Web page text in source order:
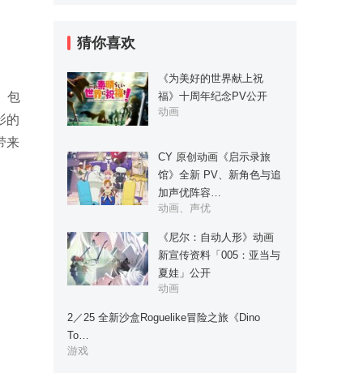
包
的
来
猜你喜欢
《为美好的世界献上祝
福》十周年纪念PV公开
动画
CY 原创动画《启示录旅
馆》全新 PV、新角色与追
加声优阵容…
动画、声优
《尼尔：自动人形》动画
新宣传资料「005：亚当与
夏娃」公开
动画
2／25 全新沙盒Roguelike冒险之旅《Dino
To…
游戏